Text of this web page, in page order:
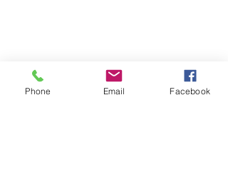
Phone Email Facebook